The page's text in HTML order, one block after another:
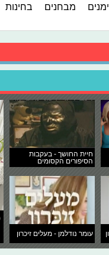
מבחנים בחינות
חיית החושך - בעקבות
הסיפורים הקסומים
עומר נודלמן - מעלים זיכרון